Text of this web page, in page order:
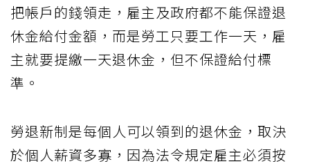
把帳戶的錢領走，雇主及政府都不能保證退
休金給付金額，而是勞工只要工作一天，雇
主就要提繳一天退休金，但不保證給付標
準。
勞退新制是每個人可以領到的退休金，取決
於個人薪資多寡，因為法令規定雇主必須按